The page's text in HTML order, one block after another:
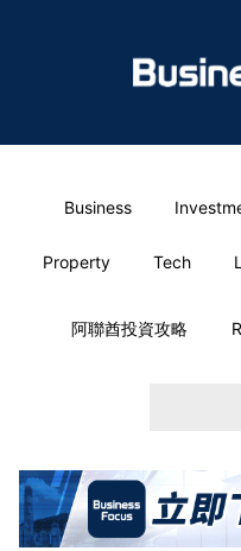
Business
Property Tech
阿聯酋投資攻略